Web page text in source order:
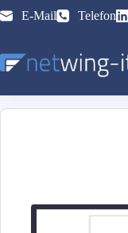
InhaltE-Mail Telefon